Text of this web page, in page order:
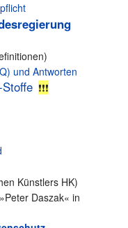
und Antworten
❗❗❗
Künstlers HK)
Daszak« in